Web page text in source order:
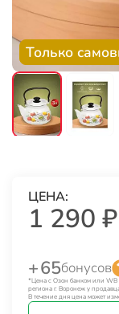
Только
ЦЕНА:
1 290 ₽
+ 65бонусов
*Цена с Озон банком или
региона г. Воронеж у
В течение дня цена может